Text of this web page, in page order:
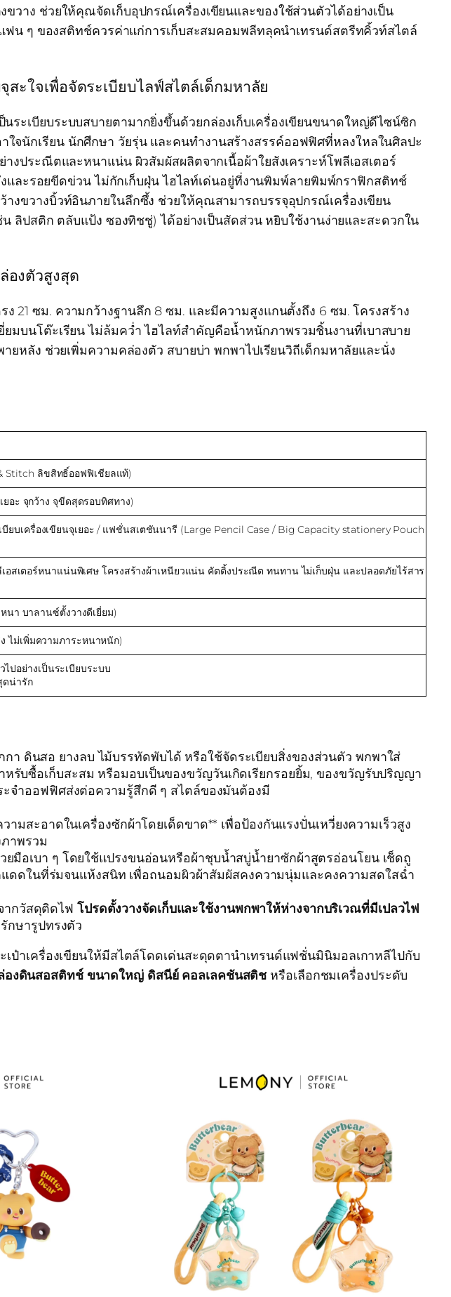
าง ช่วยให้คุณจัดเก็บอุปกรณ์เครื่องเขียนและของใช้ส่วนตัวได้อย่างเป็น
ฟน ๆ ของสติทช์ควรค่าแก่การเก็บสะสมคอมพลีทลุคนำเทรนด์สตรีทคิ้วท์สไตล์
ะใจเพื่อจัดระเบียบไลฟ์สไตล์เด็กมหาลัย
ะเบียบระบบสบายตามากยิ่งขึ้นด้วยกล่องเก็บเครื่องเขียนขนาดใหญ่ดีไซน์ซิก
ใจนักเรียน นักศึกษา วัยรุ่น และคนทำงานสร้างสรรค์ออฟฟิศที่หลงใหลในศิลปะ
งประณีตและหนาแน่น ผิวสัมผัสผลิตจากเนื้อผ้าใยสังเคราะห์โพลีเอสเตอร์
ละรอยขีดข่วน ไม่กักเก็บฝุ่น ไฮไลท์เด่นอยู่ที่งานพิมพ์ลายพิมพ์กราฟิกสติทช์
งขวางบิ้วท์อินภายในลึกซึ้ง ช่วยให้คุณสามารถบรรจุอุปกรณ์เครื่องเขียน
ลิปสติก ตลับแป้ง ซองทิชชู่) ได้อย่างเป็นสัดส่วน หยิบใช้งานง่ายและสะดวกใน
องตัวสูงสุด
21 ซม. ความกว้างฐานลึก 8 ซม. และมีความสูงแกนตั้งถึง 6 ซม. โครงสร้าง
มบนโต๊ะเรียน ไม่ล้มคว่ำ ไฮไลท์สำคัญคือน้ำหนักภาพรวมชิ้นงานที่เบาสบาย
ยหลัง ช่วยเพิ่มความคล่องตัว สบายบ่า พกพาไปเรียนวิถีเด็กมหาลัยและนั่ง
Stitch ลิขสิทธิ์ออฟฟิเชียลแท้)
อะ จุกว้าง จุขีดสุดรอบทิศทาง)
ยบเครื่องเขียนจุเยอะ / แฟชั่นสเตชันนารี (Large Pencil Case / Big Capacity stationery Pouch
อสเตอร์หนาแน่นพิเศษ โครงสร้างผ้าเหนียวแน่น คัตติ้งประณีต ทนทาน ไม่เก็บฝุ่น และปลอดภัยไร้สาร
นา บาลานซ์ตั้งวางดีเยี่ยม)
ไม่เพิ่มความภาระหนาหนัก)
ปอย่างเป็นระเบียบระบบ
ดน่ารัก
า ดินสอ ยางลบ ไม้บรรทัดพับได้ หรือใช้จัดระเบียบสิ่งของส่วนตัว พกพาใส่
หรับซื้อเก็บสะสม หรือมอบเป็นของขวัญวันเกิดเรียกรอยยิ้ม, ของขวัญรับปริญญา
จำออฟฟิศส่งต่อความรู้สึกดี ๆ สไตล์ของมันต้องมี
มสะอาดในเครื่องซักผ้าโดยเด็ดขาด** เพื่อป้องกันแรงปั่นเหวี่ยงความเร็วสูง
ภาพรวม
มือเบา ๆ โดยใช้แปรงขนอ่อนหรือผ้าชุบน้ำสบู่น้ำยาซักผ้าสูตรอ่อนโยน เช็ดถู
ดดในที่ร่มจนแห้งสนิท เพื่อถนอมผิวผ้าสัมผัสคงความนุ่มและคงความสดใสฉ่ำ
ากวัสดุติดไฟ โปรดตั้งวางจัดเก็บและใช้งานพกพาให้ห่างจากบริเวณที่มีเปลวไฟ
กษารูปทรงตัว
ป๋าเครื่องเขียนให้มีสไตล์โดดเด่นสะดุดตานำเทรนด์แฟชั่นมินิมอลเกาหลีไปกับ
งดินสอสติทช์ ขนาดใหญ่ ดิสนีย์ คอลเลคชันสติช หรือเลือกชมเครื่องประดับ